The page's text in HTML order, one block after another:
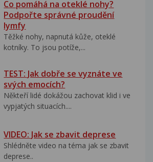
Co pomáhá na oteklé nohy?
Podpořte správné proudění
lymfy
Těžké nohy, napnutá kůže, oteklé
kotníky. To jsou potíže,...
TEST: Jak dobře se vyznáte ve
svých emocích?
Někteří lidé dokážou zachovat klid i ve
vypjatých situacích....
VIDEO: Jak se zbavit deprese
Shlédněte video na téma jak se zbavit
deprese..